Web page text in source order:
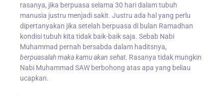
rasanya, jika berpuasa selama 30 hari dalam tubuh
manusia justru menjadi sakit. Justru ada hal yang perlu
dipertanyakan jika setelah berpuasa di bulan Ramadhan
kondisi tubuh kita tidak baik-baik saja. Sebab Nabi
Muhammad pernah bersabda dalam haditsnya,
berpuasalah maka kamu akan sehat. Rasanya tidak mungkin
Nabi Muhammad SAW berbohong atas apa yang beliau
ucapkan.